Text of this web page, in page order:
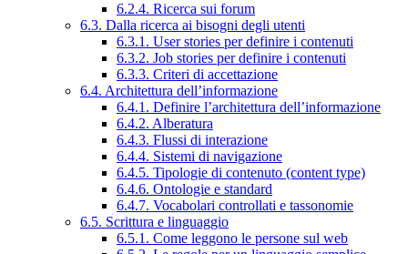
6.2.4. Ricerca sui forum
6.3. Dalla ricerca ai bisogni degli utenti
6.3.1. User stories per definire i contenuti
6.3.2. Job stories per definire i contenuti
6.3.3. Criteri di accettazione
6.4. Architettura dell’informazione
6.4.1. Definire l’architettura dell’informazione
6.4.2. Alberatura
6.4.3. Flussi di interazione
6.4.4. Sistemi di navigazione
6.4.5. Tipologie di contenuto (content type)
6.4.6. Ontologie e standard
6.4.7. Vocabolari controllati e tassonomie
6.5. Scrittura e linguaggio
6.5.1. Come leggono le persone sul web